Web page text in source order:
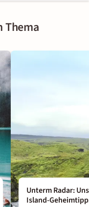
Thema
Unterm Radar:
Island-